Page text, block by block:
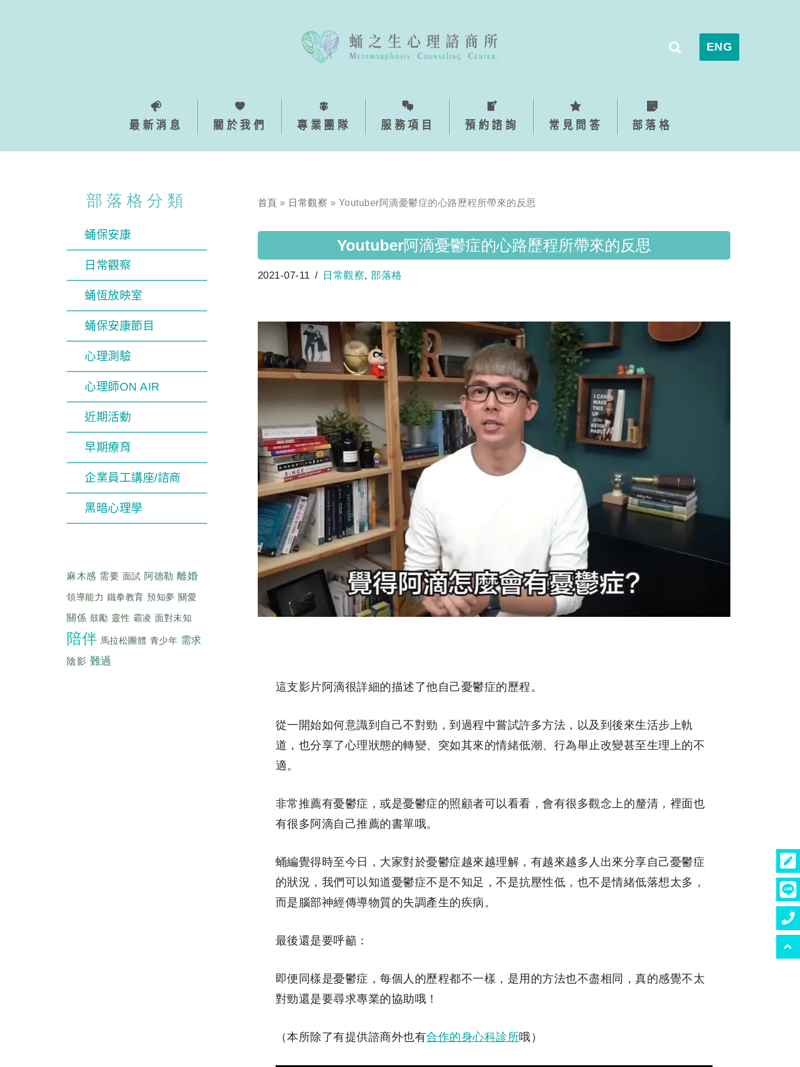
ENG
最新消息 關於我們 專業團隊 服務項目 預約諮詢 常見問答 部落格
部落格分類
蛹保安康
日常觀察
蛹恆放映室
蛹保安康節目
心理測驗
心理師ON AIR
近期活動
早期療育
企業員工講座/諮商
黑暗心理學
麻木感 需要 面試 阿德勒 離婚
領導能力 鐵拳教育 預知夢 關愛
關係 鼓勵 靈性 霸凌 面對未知
陪伴 馬拉松團體 青少年 需求
陰影 難過
首頁 » 日常觀察 » Youtuber阿滴憂鬱症的心路歷程所帶來的反思
Youtuber阿滴憂鬱症的心路歷程所帶來的反思
2021-07-11 日常觀察,部落格
這支影片阿滴很詳細的描述了他自己憂鬱症的歷程。​
​從一開始如何意識到自己不對勁，到過程中嘗試許多方法，以及到後來生活步上軌
道，也分享了心理狀態的轉變、突如其來的情緒低潮、行為舉止改變甚至生理上的不
適。​
​非常推薦有憂鬱症，或是憂鬱症的照顧者可以看看，會有很多觀念上的釐清，裡面也
有很多阿滴自己推薦的書單哦。​
​蛹編覺得時至今日，大家對於憂鬱症越來越理解，有越來越多人出來分享自己憂鬱症
的狀況，我們可以知道憂鬱症不是不知足，不是抗壓性低，也不是情緒低落想太多，
而是腦部神經傳導物質的失調產生的疾病。​
​最後還是要呼籲：
即便同樣是憂鬱症，每個人的歷程都不一樣，是用的方法也不盡相同，真的感覺不太
對勁還是要尋求專業的協助哦！
（本所除了有提供諮商外也有合作的身心科診所哦）​